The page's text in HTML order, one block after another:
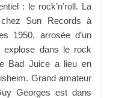
: le rock’n’roll. La
chez Sun Records à
1950, arrosée d’un
explose dans le rock
Bad Juice a lieu en
Grand amateur
Georges est dans